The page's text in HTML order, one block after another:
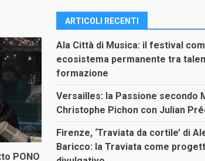
PONO
ARTICOLI RECENTI
Ala Città di Musica: il festival
ecosistema permanente tra
formazione
Versailles: la Passione secondo
Christophe Pichon con Julian
Firenze, ‘Traviata da cortile’ di
Baricco: la Traviata come